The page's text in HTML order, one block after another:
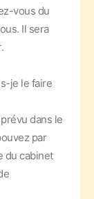
vous du
Il sera
je le faire
dans le
par
du cabinet